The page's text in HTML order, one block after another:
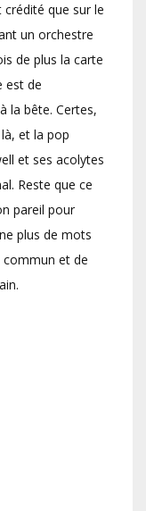
crédité que sur le
un orchestre
de plus la carte
est de
la bête. Certes,
et la pop
et ses acolytes
Reste que ce
pareil pour
plus de mots
commun et de